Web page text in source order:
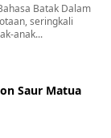
Batak Dalam
seringkali
anak...
Saur Matua